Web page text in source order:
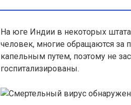
На юге Индии в некоторых
человек, многие обращаются
капельным путем, поэтому не
госпитализированы.